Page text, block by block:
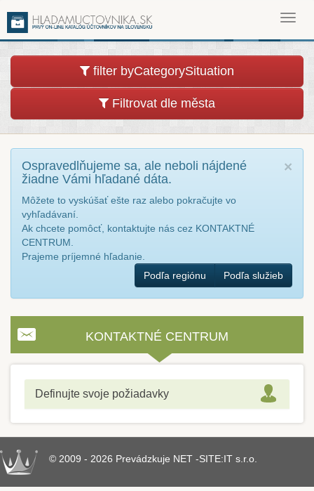
filter byCategorySituation
Filtrovat dle města
×
Ospravedlňujeme sa, ale neboli nájdené
žiadne Vámi hľadané dáta.
Môžete to vyskúšať ešte raz alebo pokračujte vo
vyhľadávaní.
Ak chcete pomôcť, kontaktujte nás cez KONTAKTNÉ
CENTRUM.
Prajeme príjemné hľadanie.
Podľa regiónu
Podľa služieb
KONTAKTNÉ CENTRUM
Definujte svoje požiadavky
© 2009 - 2026 Prevádzkuje NET -SITE:IT s.r.o.